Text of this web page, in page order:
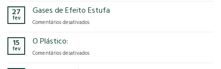
impacto
o
tem
RCRambiental
presença
e
27
fev
Gases de Efeito Estufa
Comentários desativadosem
Estufa
15
fev
O Plástico:
Comentários desativadosem